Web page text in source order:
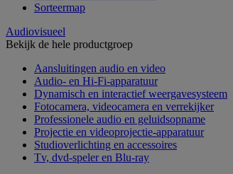
Sorteermap
Audiovisueel
Bekijk de hele productgroep
Aansluitingen audio en video
Audio- en Hi-Fi-apparatuur
Dynamisch en interactief weergavesysteem
Fotocamera, videocamera en verrekijker
Professionele audio en geluidsopname
Projectie en videoprojectie-apparatuur
Studioverlichting en accessoires
Tv, dvd-speler en Blu-ray